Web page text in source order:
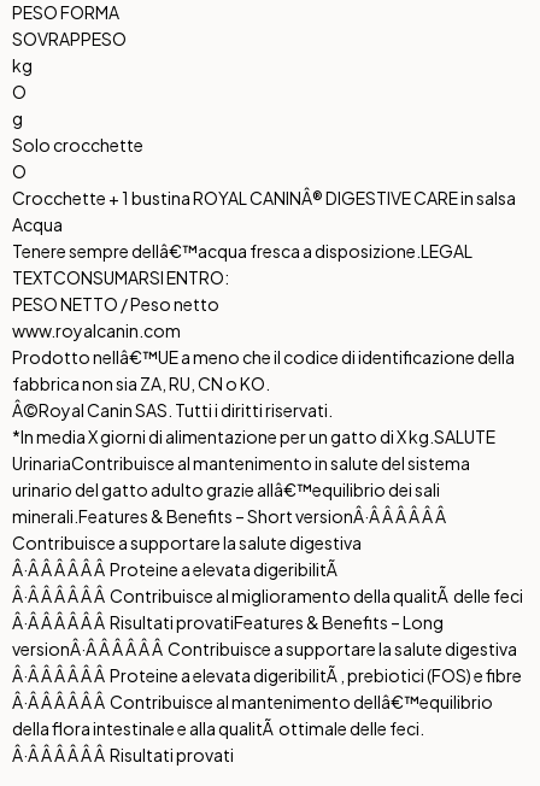
PESO FORMA
SOVRAPPESO
kg
O
g
Solo crocchette
O
Crocchette + 1 bustina ROYAL CANINÂ® DIGESTIVE CARE in salsa
Acqua
Tenere sempre dellâ€™acqua fresca a disposizione. LEGAL
TEXTCONSUMARSI ENTRO:
PESO NETTO / Peso netto
www.royalcanin.com
Prodotto nellâ€™UE a meno che il codice di identificazione della
fabbrica non sia ZA, RU, CN o KO.
Â©Royal Canin SAS. Tutti i diritti riservati.
*In media X giorni di alimentazione per un gatto di X kg. SALUTE
UrinariaContribuisce al mantenimento in salute del sistema
urinario del gatto adulto grazie allâ€™equilibrio dei sali
minerali. Features & Benefits – Short versionÂ·Â Â Â Â Â Â
Contribuisce a supportare la salute digestiva
Â·Â Â Â Â Â Â Proteine a elevata digeribilitÃ
Â·Â Â Â Â Â Â Contribuisce al miglioramento della qualitÃ delle feci
Â·Â Â Â Â Â Â Risultati provatiFeatures & Benefits – Long
versionÂ·Â Â Â Â Â Â Contribuisce a supportare la salute digestiva
Â·Â Â Â Â Â Â Proteine a elevata digeribilitÃ , prebiotici (FOS) e fibre
Â·Â Â Â Â Â Â Contribuisce al mantenimento dellâ€™equilibrio
della flora intestinale e alla qualitÃ ottimale delle feci.
Â·Â Â Â Â Â Â Risultati provati